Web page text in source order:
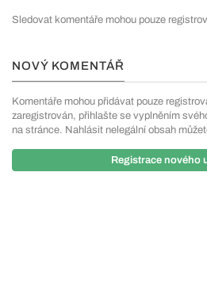
Sledovat komentáře mohou pouze
NOVÝ KOMENTÁŘ
Komentáře mohou přidávat pouze
zaregistrován, přihlašte se vyplněním
na stránce. Nahlásit nelegální obsah
Registrace nového